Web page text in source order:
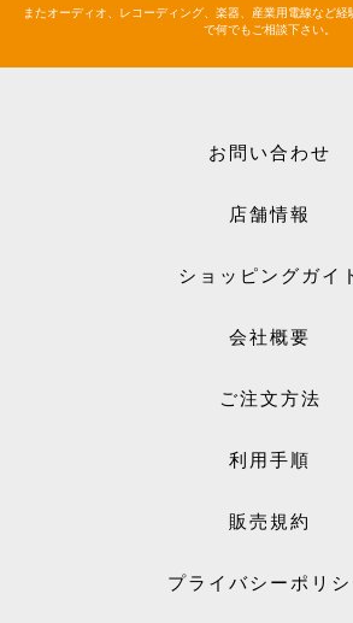
またオーディオ、レコーディング、楽器、産業用電線など
で何でもご相談下さい。
お問い合わせ
店舗情報
ショッピングガイ
会社概要
ご注文方法
利用手順
販売規約
プライバシーポリシ